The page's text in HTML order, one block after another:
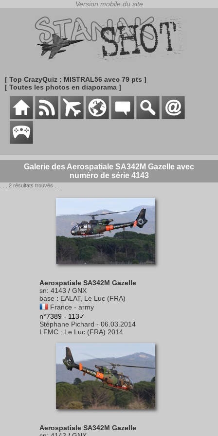
[ Top CrazyQuiz : MISTRAL56 avec 79 pts ]
[ Toutes les photos en diaporama ]
Galerie des Aerospatiale SA342M Gazelle avec
numéro de série 4143
. . . 2 résultats trouvés . . .
Aerospatiale SA342M Gazelle
sn: 4143 / GNX
base : EALAT, Le Luc (FRA)
France - army
n°7389 - 113✓
Stéphane Pichard - 06.03.2014
LFMC : Le Luc (FRA) 2014
Aerospatiale SA342M Gazelle